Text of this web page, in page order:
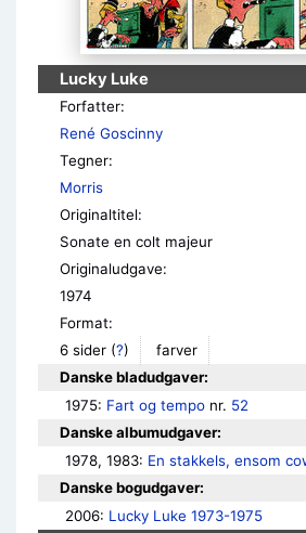
Lucky Luke
Forfatter:
René Goscinny
Tegner:
Morris
Originaltitel:
Sonate en colt majeur
Originaludgave:
1974
Format:
6 sider (?)
farver
Danske bladudgaver:
1975: Fart og tempo nr. 52
Danske albumudgaver:
1978, 1983: En stakkels, ensom
Danske bogudgaver:
2006: Lucky Luke 1973-1975